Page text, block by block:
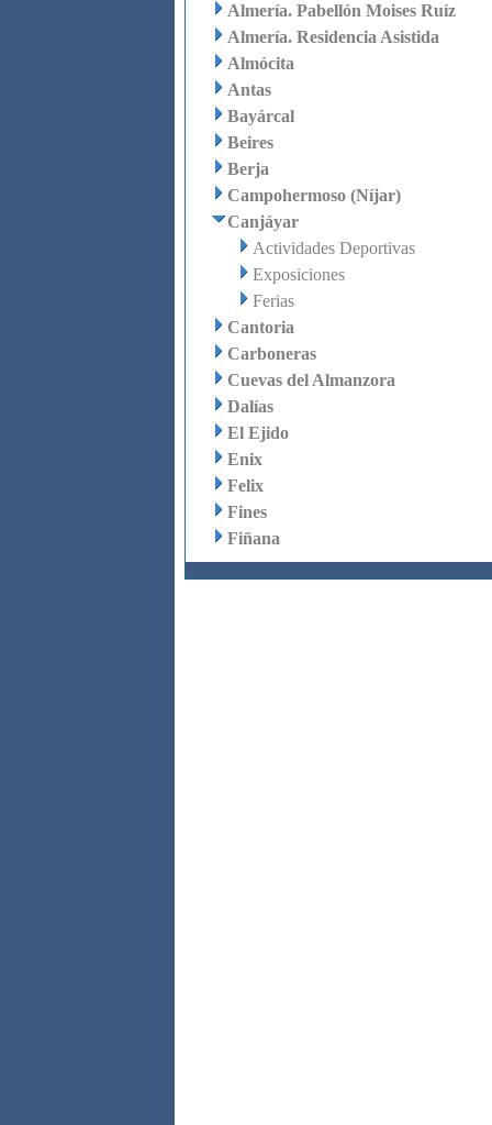
Almería. Pabellón Moises Ruíz
Almería. Residencia Asistida
Almócita
Antas
Bayárcal
Beires
Berja
Campohermoso (Níjar)
Canjáyar
Actividades Deportivas
Exposiciones
Ferias
Cantoria
Carboneras
Cuevas del Almanzora
Dalías
El Ejido
Enix
Felix
Fines
Fiñana